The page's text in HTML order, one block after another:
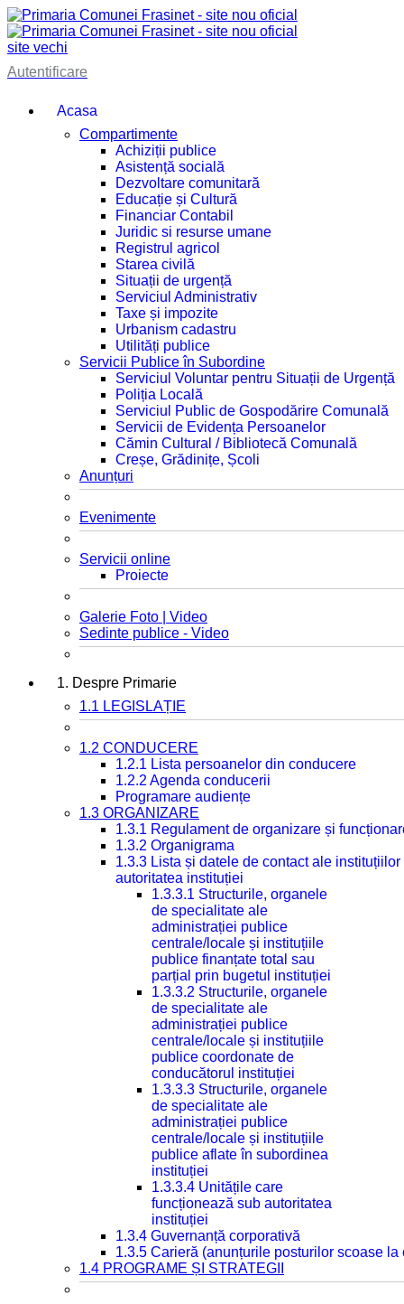
site vechi
Autentificare
Acasa
Compartimente
Achiziții publice
Asistență socială
Dezvoltare comunitară
Educație și Cultură
Financiar Contabil
Juridic si resurse umane
Registrul agricol
Starea civilă
Situații de urgență
Serviciul Administrativ
Taxe și impozite
Urbanism cadastru
Utilități publice
Servicii Publice în Subordine
Serviciul Voluntar pentru Situații de Urgență
Poliția Locală
Serviciul Public de Gospodărire Comunală
Servicii de Evidența Persoanelor
Cămin Cultural / Bibliotecă Comunală
Creșe, Grădinițe, Școli
Anunțuri
Evenimente
Servicii online
Proiecte
Galerie Foto | Video
Sedinte publice - Video
1. Despre Primarie
1.1 LEGISLAȚIE
1.2 CONDUCERE
1.2.1 Lista persoanelor din conducere
1.2.2 Agenda conducerii
Programare audiențe
1.3 ORGANIZARE
1.3.1 Regulament de organizare și
1.3.2 Organigrama
1.3.3 Lista și datele de contact ale
autoritatea instituției
1.3.3.1 Structurile, organele
de specialitate ale
administrației publice
centrale/locale și instituțiile
publice finanțate total sau
parțial prin bugetul instituției
1.3.3.2 Structurile, organele
de specialitate ale
administrației publice
centrale/locale și instituțiile
publice coordonate de
conducătorul instituției
1.3.3.3 Structurile, organele
de specialitate ale
administrației publice
centrale/locale și instituțiile
publice aflate în subordinea
instituției
1.3.3.4 Unitățile care
funcționează sub autoritatea
instituției
1.3.4 Guvernanță corporativă
1.3.5 Carieră (anunțurile posturilor scoase la
1.4 PROGRAME ȘI STRATEGII